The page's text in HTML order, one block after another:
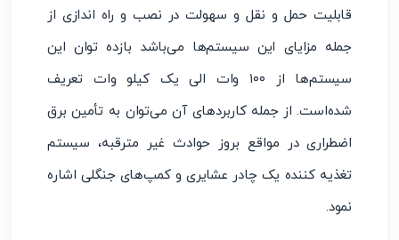
قابلیت حمل و نقل و سهولت در نصب و راه اندازی از
جمله مزایای این سیستم‌ها می‌باشد بازده توان این
سیستم‌ها از ۱۰۰ وات الی یک کیلو وات تعریف
شده‌است. از جمله کاربردهای آن می‌توان به تأمین برق
اضطراری در مواقع بروز حوادث غیر مترقبه، سیستم
تغذیه کننده یک چادر عشایری و کمپ‌های جنگلی اشاره
نمود.